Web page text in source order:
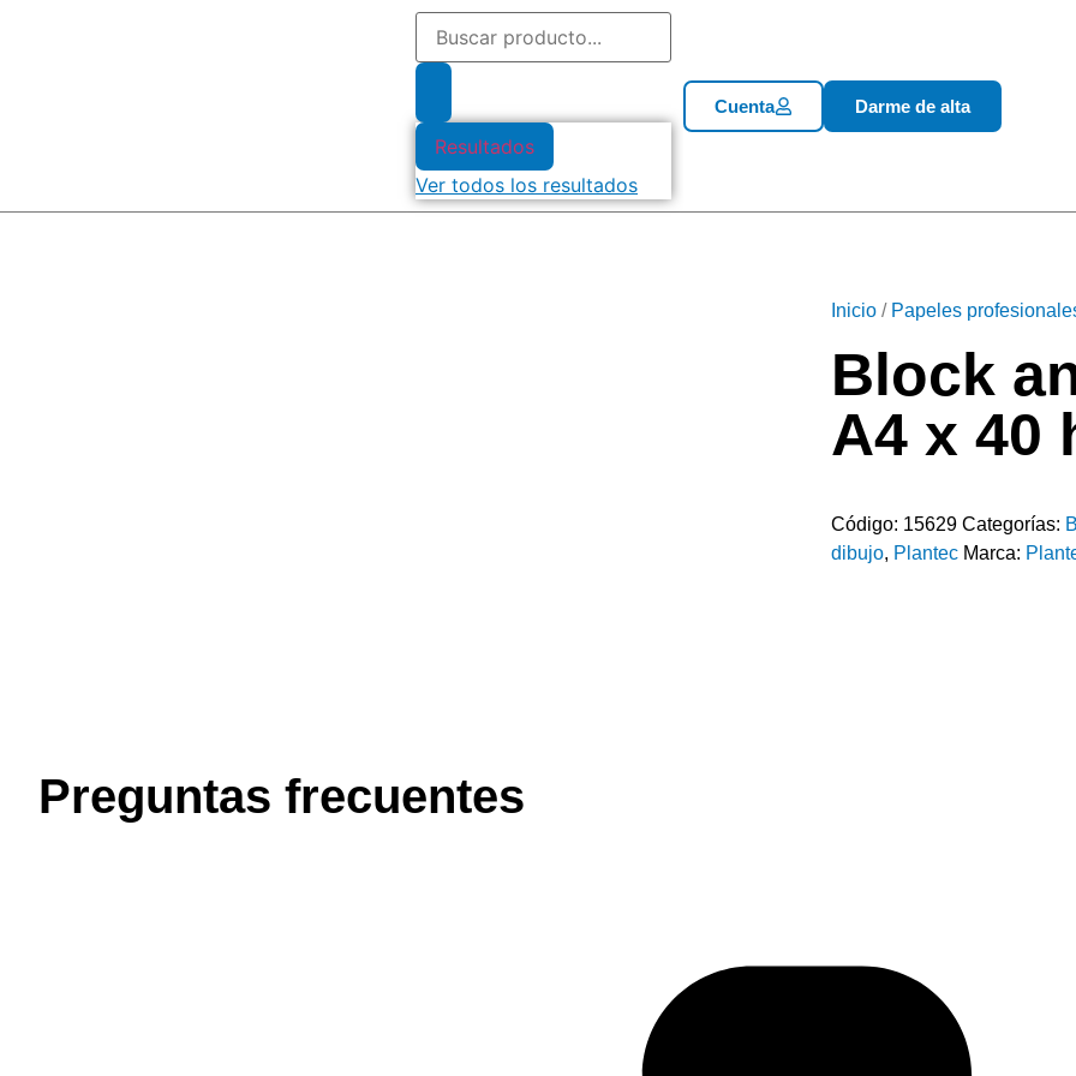
Resultados
Ver todos los resultados
Cuenta Darme de alta
Inicio / Papeles
Block
A4 x 40
Código: 15629 Categorías:
dibujo, Plantec Marca:
Preguntas frecuentes